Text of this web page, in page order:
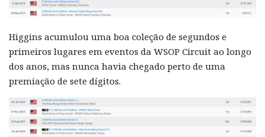
Higgins acumulou uma boa coleção de segundos e
primeiros lugares em eventos da WSOP Circuit ao longo
dos anos, mas nunca havia chegado perto de uma
premiação de sete dígitos.